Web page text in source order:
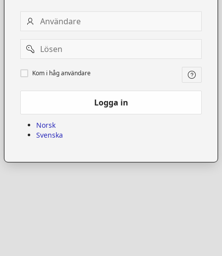
Användare
Password
Kom
i
Kom i håg användare
Logga in
Norsk
Svenska